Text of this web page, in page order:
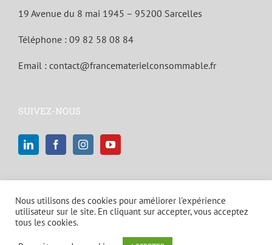
19 Avenue du 8 mai 1945 – 95200 Sarcelles
Téléphone : 09 82 58 08 84
Email : contact@francematerielconsommable.fr
SUIVEZ-NOUS
Nous utilisons des cookies pour améliorer l'expérience
utilisateur sur le site. En cliquant sur accepter, vous acceptez
tous les cookies.